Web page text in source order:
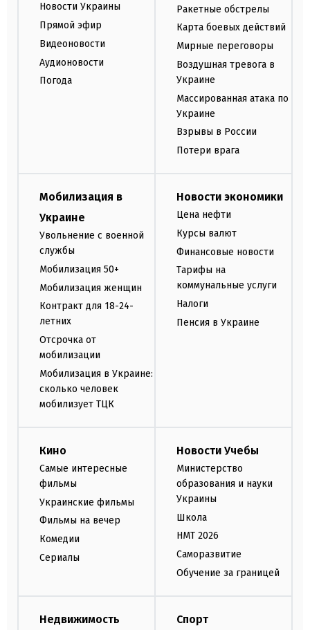
Новости Украины
Прямой эфир
Видеоновости
Аудионовости
Погода
Ракетные обстрелы
Карта боевых действий
Мирные переговоры
Воздушная тревога в
Украине
Массированная атака по
Украине
Взрывы в России
Потери врага
Мобилизация в
Украине
Увольнение с военной
службы
Мобилизация 50+
Мобилизация женщин
Контракт для 18-24-
летних
Отсрочка от
мобилизации
Мобилизация в Украине:
сколько человек
мобилизует ТЦК
Новости экономики
Цена нефти
Курсы валют
Финансовые новости
Тарифы на
коммунальные услуги
Налоги
Пенсия в Украине
Кино
Самые интересные
фильмы
Украинские фильмы
Фильмы на вечер
Комедии
Сериалы
Новости Учебы
Министерство
образования и науки
Украины
Школа
НМТ 2026
Саморазвитие
Обучение за границей
Недвижимость Спорт